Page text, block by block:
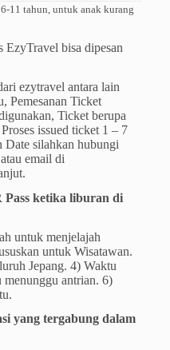
11 tahun, untuk anak kurang
EzyTravel bisa dipesan
ezytravel antara lain
Pemesanan Ticket
Ticket berupa
issued ticket 1 – 7
silahkan hubungi
email di
Pass ketika liburan di
untuk menjelajah
untuk Wisatawan.
Jepang. 4) Waktu
antrian. 6)
yang tergabung dalam